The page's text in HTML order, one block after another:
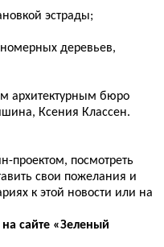
эстрады;
деревьев,
архитектурным бюро
Ксения Классен.
проектом, посмотреть
свои пожелания и
к этой новости или на
на сайте «Зеленый